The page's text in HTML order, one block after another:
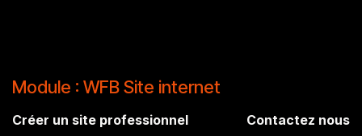
Module : WFB Site internet
Créer un site professionnel
Contactez nous